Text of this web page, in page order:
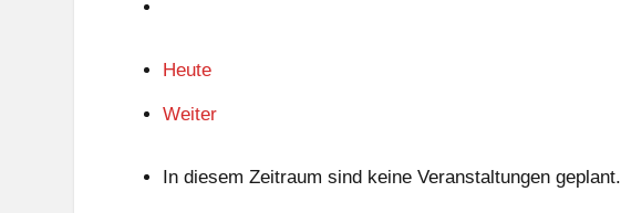
Heute
Weiter
In diesem Zeitraum sind keine Veranstaltungen geplant.